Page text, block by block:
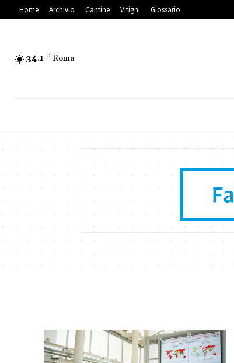
Home Archivio Cantine Vitigni Glossario
34.1 C Roma